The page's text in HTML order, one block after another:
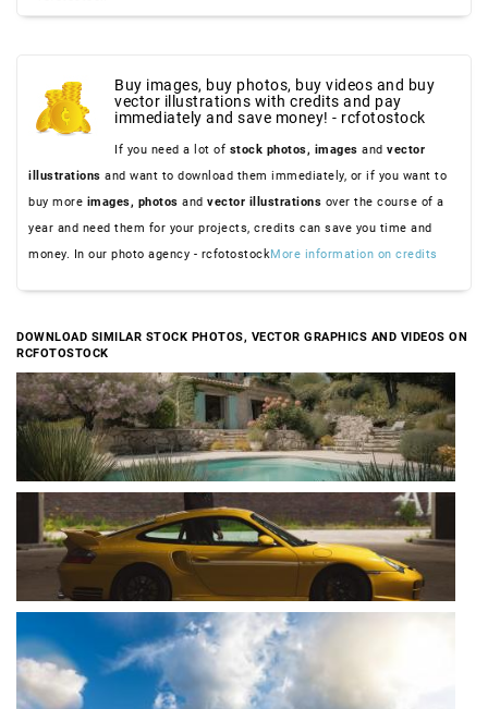
Buy images, buy photos, buy videos and buy
vector illustrations with credits and pay
immediately and save money! - rcfotostock
If you need a lot of stock photos, images and vector
illustrations and want to download them immediately, or if you want to
buy more images, photos and vector illustrations over the course of a
year and need them for your projects, credits can save you time and
money. In our photo agency - rcfotostockMore information on credits
DOWNLOAD SIMILAR STOCK PHOTOS, VECTOR GRAPHICS AND VIDEOS ON
RCFOTOSTOCK